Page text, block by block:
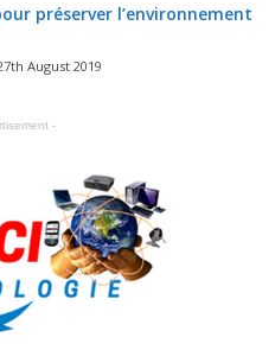
préserver l’environnement
August 2019
-